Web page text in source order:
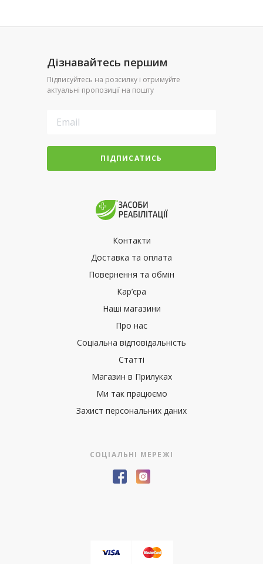
Дізнавайтесь першим
Підписуйтесь на розсилку і отримуйте
актуальні пропозиції на пошту
ПІДПИСАТИСЬ
Контакти
Доставка та оплата
Повернення та обмін
Кар’єра
Наші магазини
Про нас
Соціальна відповідальність
Статті
Магазин в Прилуках
Ми так працюємо
Захист персональних даних
СОЦІАЛЬНІ МЕРЕЖІ